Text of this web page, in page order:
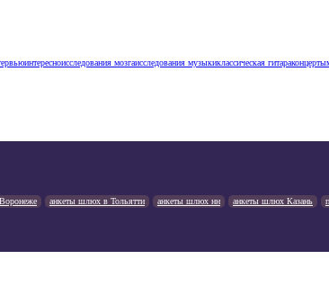
интересноисследования мозгаисследования музыкиклассическая гитараконцерты
анкеты шлюх в Тольятти анкеты шлюх нн анкеты шлюх Казань